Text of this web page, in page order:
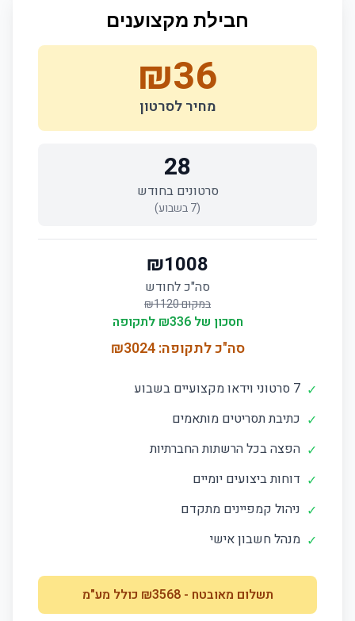
חבילת מקצוענים
₪36
מחיר לסרטון
28
סרטונים בחודש
(
7בשבוע)
₪1008
סה"כ לחודש
במקום ₪1120
חסכון של ₪336 לתקופה
סה"כ לתקופה: ₪3024
✓ 7 סרטוני וידאו מקצועיים בשבוע
✓ כתיבת תסריטים מותאמים
✓ הפצה בכל הרשתות החברתיות
✓ דוחות ביצועים יומיים
✓ ניהול קמפיינים מתקדם
✓ מנהל חשבון אישי
תשלום מאובטח - ₪
3568 כולל מע"מ